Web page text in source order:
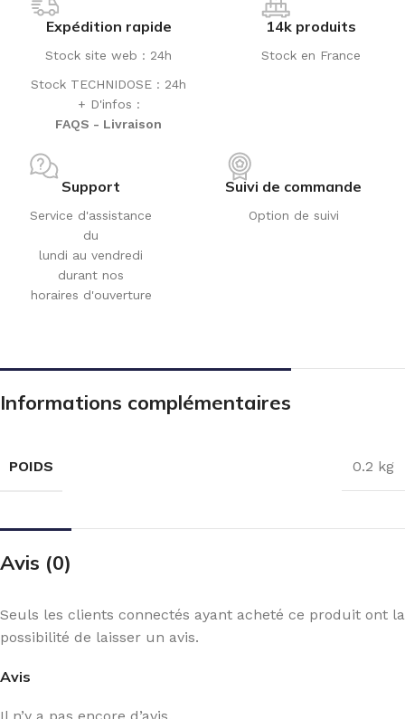
Expédition rapide
Stock site web : 24h
Stock TECHNIDOSE : 24h
+ D'infos :
FAQS - Livraison
14k produits
Stock en France
Support
Service d'assistance
du
lundi au vendredi
durant nos
horaires d'ouverture
Suivi de commande
Option de suivi
Informations complémentaires
POIDS 0.2 kg
Avis (0)
Avis
Il n’y a pas encore d’avis.
Seuls les clients connectés ayant acheté ce produit ont la
possibilité de laisser un avis.